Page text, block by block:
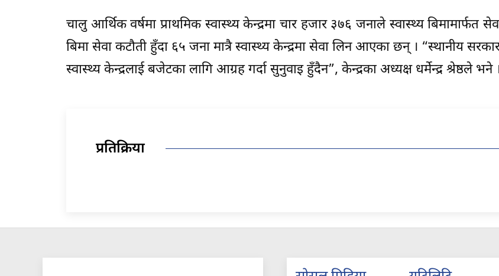
चालु आर्थिक वर्षमा प्राथमिक स्वास्थ्य केन्द्रमा चार हजार ३७६ जनाले स्वास्थ्य बिमामार्फत
बिमा सेवा कटौती हुँदा ६५ जना मात्रै स्वास्थ्य केन्द्रमा सेवा लिन आएका छन् । “स्थानीय
स्वास्थ्य केन्द्रलाई बजेटका लागि आग्रह गर्दा सुनुवाइ हुँदैन”, केन्द्रका अध्यक्ष धर्मेन्द्र श्रेष्ठले भने
प्रतिक्रिया